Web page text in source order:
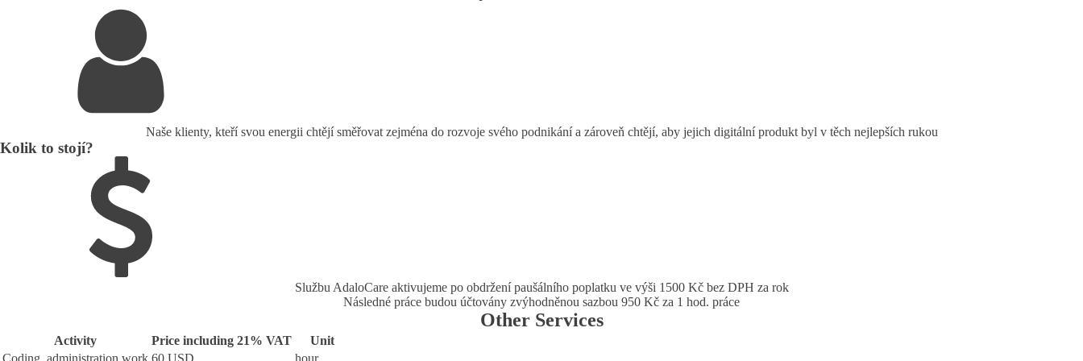
Naše klienty, kteří svou energii chtějí směřovat zejména do rozvoje svého podnikání a zároveň chtějí, aby jejich digitální produkt byl v těch nejlepších rukou
Kolik to stojí?
Službu AdaloCare aktivujeme po obdržení paušálního poplatku ve výši 1500 Kč bez DPH za rok
Následné práce budou účtovány zvýhodněnou sazbou 950 Kč za 1 hod. práce
Other Services
Activity Price including 21% VAT
Unit
Coding, administration work 60 USD hour